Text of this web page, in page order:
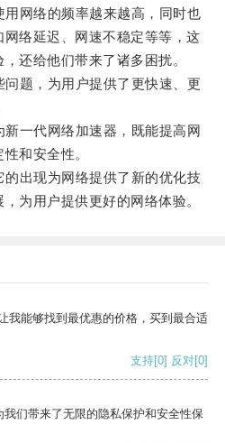
网络的频率越来越高，同时也
络延迟、网速不稳定等等，这
还给他们带来了诸多困扰。
题，为用户提供了更快速、更
一代网络加速器，既能提高网
和安全性。
出现为网络提供了新的优化技
为用户提供更好的网络体验。
我能够找到最优惠的价格，买到最合适
支持[0] 反对[0]
们带来了无限的隐私保护和安全性保